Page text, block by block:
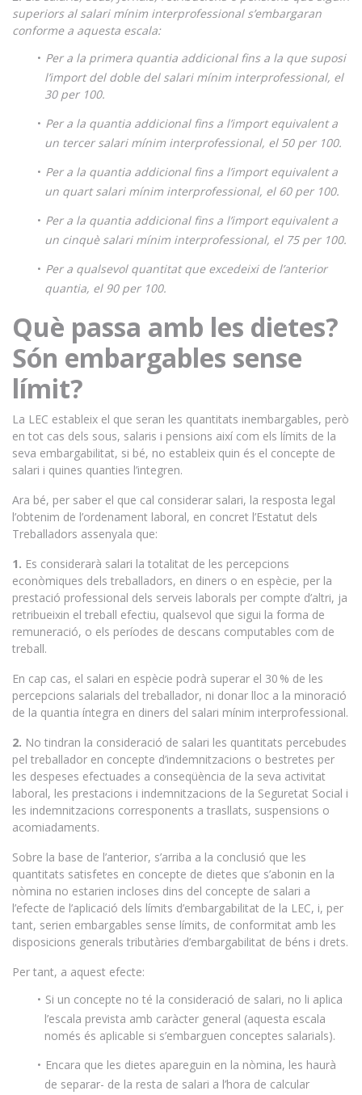
superiors al salari mínim interprofessional s’embargaran
conforme a aquesta escala:
Per a la primera quantia addicional fins a la que suposi
l’import del doble del salari mínim interprofessional, el
30 per 100.
Per a la quantia addicional fins a l’import equivalent a
un tercer salari mínim interprofessional, el 50 per 100.
Per a la quantia addicional fins a l’import equivalent a
un quart salari mínim interprofessional, el 60 per 100.
Per a la quantia addicional fins a l’import equivalent a
un cinquè salari mínim interprofessional, el 75 per 100.
Per a qualsevol quantitat que excedeixi de l’anterior
quantia, el 90 per 100.
Què passa amb les dietes?
Són embargables sense
límit?
La LEC estableix el que seran les quantitats inembargables, però
en tot cas dels sous, salaris i pensions així com els límits de la
seva embargabilitat, si bé, no estableix quin és el concepte de
salari i quines quanties l’integren.
Ara bé, per saber el que cal considerar salari, la resposta legal
l’obtenim de l’ordenament laboral, en concret l’Estatut dels
Treballadors assenyala que:
1. Es considerarà salari la totalitat de les percepcions
econòmiques dels treballadors, en diners o en espècie, per la
prestació professional dels serveis laborals per compte d’altri, ja
retribueixin el treball efectiu, qualsevol que sigui la forma de
remuneració, o els períodes de descans computables com de
treball.
En cap cas, el salari en espècie podrà superar el 30 % de les
percepcions salarials del treballador, ni donar lloc a la minoració
de la quantia íntegra en diners del salari mínim interprofessional.
2. No tindran la consideració de salari les quantitats percebudes
pel treballador en concepte d’indemnitzacions o bestretes per
les despeses efectuades a conseqüència de la seva activitat
laboral, les prestacions i indemnitzacions de la Seguretat Social i
les indemnitzacions corresponents a trasllats, suspensions o
acomiadaments.
Sobre la base de l’anterior, s’arriba a la conclusió que les
quantitats satisfetes en concepte de dietes que s’abonin en la
nòmina no estarien incloses dins del concepte de salari a
l’efecte de l’aplicació dels límits d’embargabilitat de la LEC, i, per
tant, serien embargables sense límits, de conformitat amb les
disposicions generals tributàries d’embargabilitat de béns i drets.
Per tant, a aquest efecte:
Si un concepte no té la consideració de salari, no li aplica
l’escala prevista amb caràcter general (aquesta escala
només és aplicable si s’embarguen conceptes salarials).
Encara que les dietes apareguin en la nòmina, les haurà
de separar- de la resta de salari a l’hora de calcular